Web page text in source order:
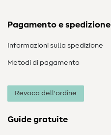
Pagamento e spedizione
Informazioni sulla spedizione
Metodi di pagamento
Revoca dell'ordine
Guide gratuite